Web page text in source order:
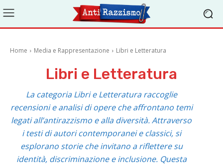
Home Media e Rappresentazione Libri e Letteratura
Libri e Letteratura
La categoria Libri e Letteratura raccoglie
recensioni e analisi di opere che affrontano temi
legati all’antirazzismo e alla diversità. Attraverso
i testi di autori contemporanei e classici, si
esplorano storie che invitano a riflettere su
identità, discriminazione e inclusione. Questa